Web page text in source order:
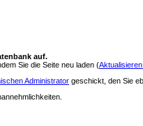
auf.
Sie die Seite neu laden (
Administrator geschickt, den Sie